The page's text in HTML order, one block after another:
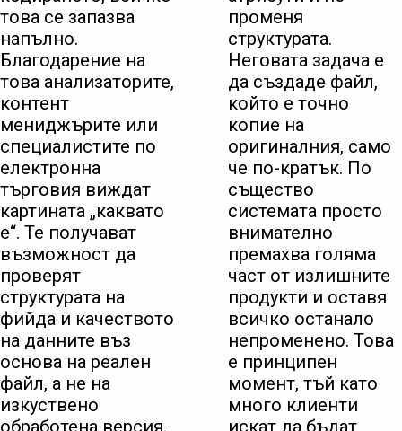
това се запазва
напълно.
Благодарение на
това анализаторите,
контент
мениджърите или
специалистите по
електронна
търговия виждат
картината „каквато
е“. Те получават
възможност да
проверят
структурата на
фийда и качеството
на данните въз
основа на реален
файл, а не на
изкуствено
променя
структурата.
Неговата задача е
да създаде файл,
който е точно
копие на
оригиналния, само
че по-кратък. По
същество
системата просто
внимателно
премахва голяма
част от излишните
продукти и оставя
всичко останало
непроменено. Това
е принципен
момент, тъй като
много клиенти